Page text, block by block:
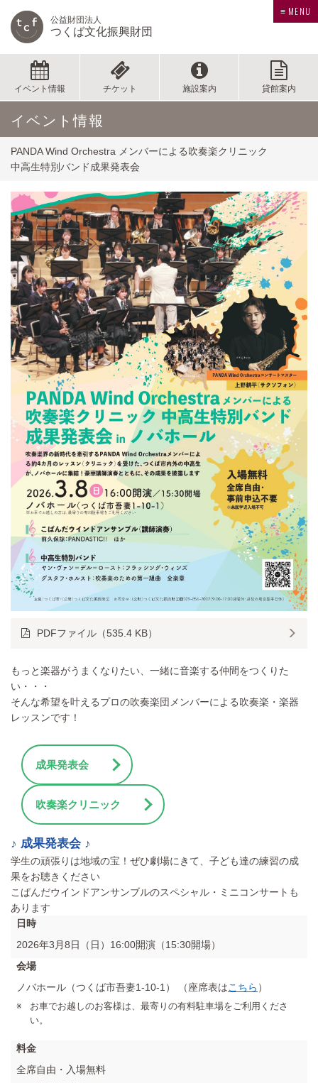
公益財団法人
つくば文化振興財団
≡ MENU
イベント情報 チケット 施設案内 貸館案内
イベント情報
PANDA Wind Orchestra メンバーによる吹奏楽クリニック
中高生特別バンド成果発表会
PDFファイル（535.4 KB）
もっと楽器がうまくなりたい、一緒に音楽する仲間をつくりた
い・・・
そんな希望を叶えるプロの吹奏楽団メンバーによる吹奏楽・楽器
レッスンです！
成果発表会
吹奏楽クリニック
♪ 成果発表会 ♪
学生の頑張りは地域の宝！ぜひ劇場にきて、子ども達の練習の成
果をお聴きください
こぱんだウインドアンサンブルのスペシャル・ミニコンサートも
あります
日時
2026年3月8日（日）16:00開演（15:30開場）
会場
ノバホール（つくば市吾妻1-10-1） （座席表はこちら ）
お車でお越しのお客様は、最寄りの有料駐車場をご利用くださ
い。
料金
全席自由・入場無料